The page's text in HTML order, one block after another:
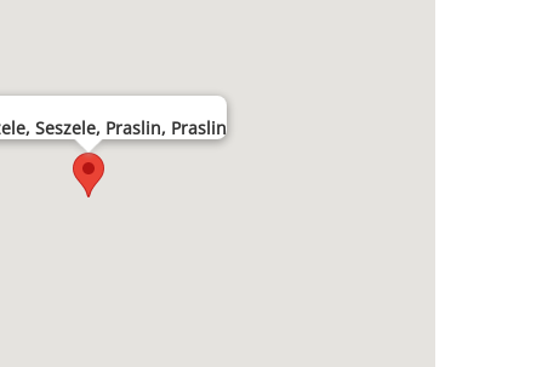
Seszele, Praslin, Praslin